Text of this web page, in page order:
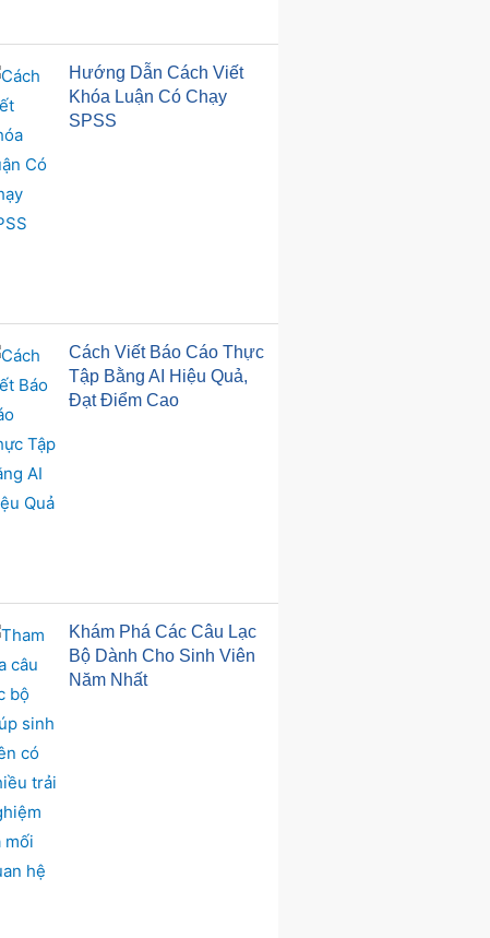
Hướng Dẫn Cách Viết
Khóa Luận Có Chạy
SPSS
Cách Viết Báo Cáo Thực
Tập Bằng AI Hiệu Quả,
Đạt Điểm Cao
Khám Phá Các Câu Lạc
Bộ Dành Cho Sinh Viên
Năm Nhất